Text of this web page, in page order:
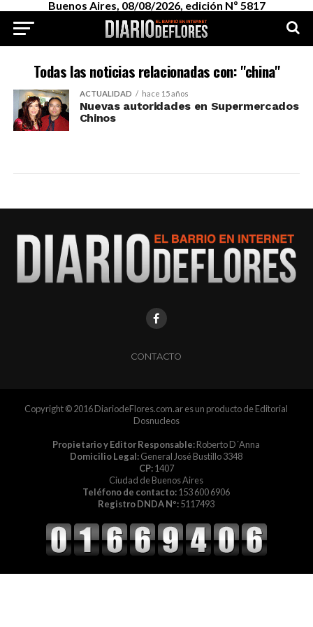
Buenos Aires, 08/08/2026, edición Nº 5817
Todas las noticias relacionadas con: "china"
ACTUALIDAD hace 15 años
Nuevas autoridades en Supermercados
Chinos
CONTACTO
Copyright © 2016 DiariodeFlores.com.ar es un producto de Editorial
Dosnucleos
Propietario y Editor Responsable:Roberto D´Anna
Domicilio Legal:General José Bustillo 3348
CP:1407
Ciudad de Buenos Aires
Teléfono de contacto:153 600 6906
Registro DNDA Nº:5117493